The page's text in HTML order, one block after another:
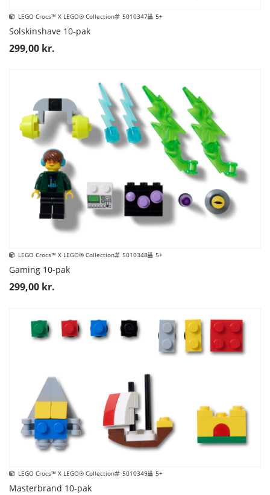
LEGO Crocs™ X LEGO® Collection 5010347 5+
Solskinshave 10-pak
299,00 kr.
LEGO Crocs™ X LEGO® Collection 5010348 5+
Gaming 10-pak
299,00 kr.
LEGO Crocs™ X LEGO® Collection 5010349 5+
Masterbrand 10-pak